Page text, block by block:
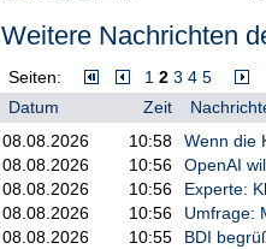
Weitere Nachrichten
Seiten: 1 2 3 4 5
Datum
Zeit
08.08.2026
10:58
Wenn die
08.08.2026
10:56
OpenAI
08.08.2026
10:56
Experte:
08.08.2026
10:56
Umfrage:
08.08.2026
10:55
BDI